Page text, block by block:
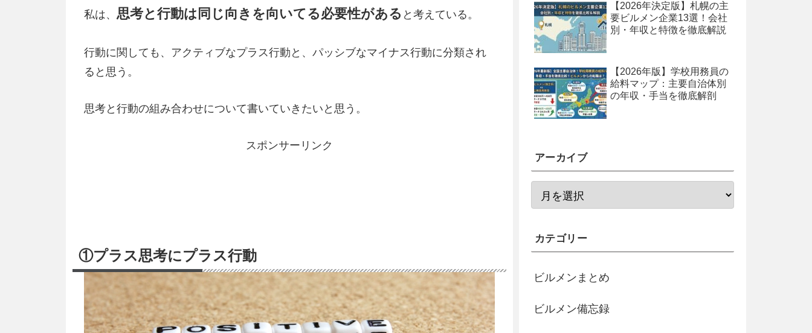
私は、 思考と行動は同じ向きを向いてる必要性がある と考えている。
行動に関しても、アクティブなプラス行動と、パッシブなマイナス行動に分類され
ると思う。
思考と行動の組み合わせについて書いていきたいと思う。
スポンサーリンク
①プラス思考にプラス行動
【2026年決定版】札幌の主
要ビルメン企業13選！会社
別・年収と特徴を徹底解説
【2026年版】学校用務員の
給料マップ：主要自治体別
の年収・手当を徹底解剖
アーカイブ
カテゴリー
ビルメンまとめ
ビルメン備忘録